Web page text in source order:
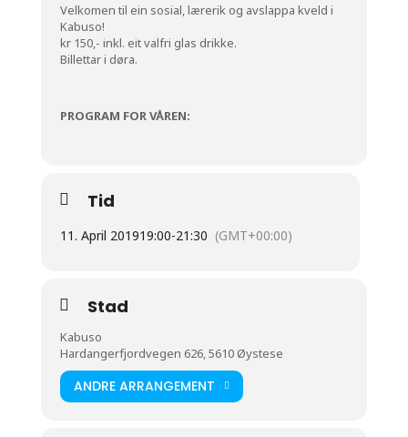
Velkomen til ein sosial, lærerik og avslappa kveld i
Kabuso!
kr 150,- inkl. eit valfri glas drikke.
Billettar i døra.
PROGRAM FOR VÅREN:
Tid
11. April 201919:00-21:30 (GMT+00:00)
Stad
Kabuso
Hardangerfjordvegen 626, 5610 Øystese
ANDRE ARRANGEMENT